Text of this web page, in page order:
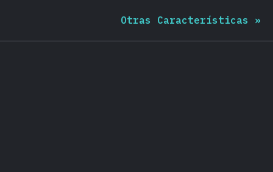
Otras Características »